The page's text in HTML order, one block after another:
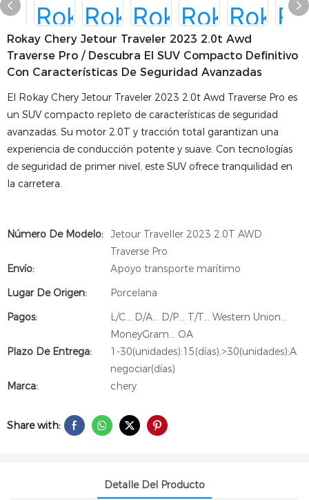
Rokay Chery Jetour Traveler 2023 2.0t Awd
Traverse Pro / Descubra El SUV Compacto Definitivo
Con Características De Seguridad Avanzadas
El Rokay Chery Jetour Traveler 2023 2.0t Awd Traverse Pro es
un SUV compacto repleto de características de seguridad
avanzadas. Su motor 2.0T y tracción total garantizan una
experiencia de conducción potente y suave. Con tecnologías
de seguridad de primer nivel, este SUV ofrece tranquilidad en
la carretera.
Número De Modelo: Jetour Traveller 2023 2.0T AWD
Traverse Pro
Envío:
Apoyo transporte marítimo
Lugar De Origen:
Porcelana
Pagos:
L/C... D/A... D/P... T/T... Western Union...
MoneyGram... OA
Plazo De Entrega:
1-30(unidades):15(días),>30(unidades):A
negociar(días)
Marca:
chery
Share with:
Detalle Del Producto